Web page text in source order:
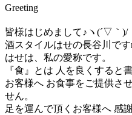
Greeting
皆様はじめまして♪ヽ(´▽｀)/
酒スタイルはせの長谷川です
はせは、私の愛称です。
『食』とは 人を良くすると
お客様へ お食事をご提供さ
せん。
足を運んで頂くお客様へ 感